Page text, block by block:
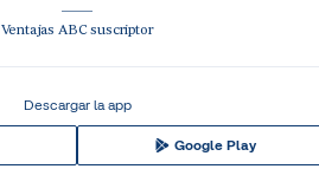
Ventajas ABC suscriptor
Descargar la app
Google Play